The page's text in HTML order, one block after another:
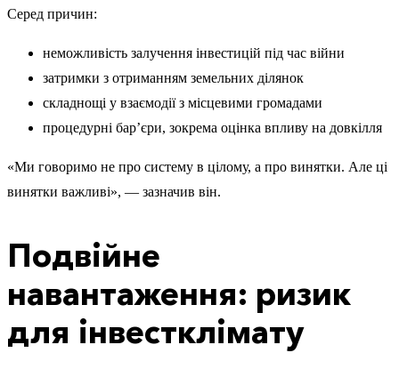
Серед причин:
неможливість залучення інвестицій під час війни
затримки з отриманням земельних ділянок
складнощі у взаємодії з місцевими громадами
процедурні бар’єри, зокрема оцінка впливу на довкілля
«Ми говоримо не про систему в цілому, а про винятки. Але ці
винятки важливі», — зазначив він.
Подвійне
навантаження: ризик
для інвестклімату